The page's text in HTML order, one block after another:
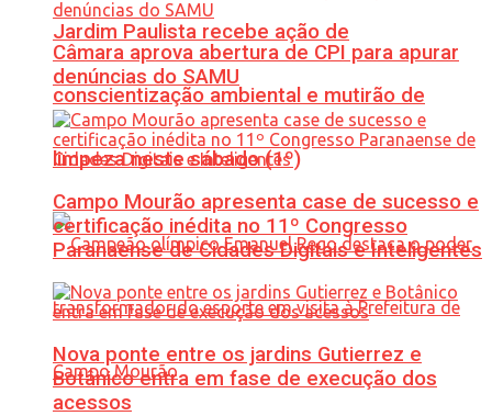
Jardim Paulista recebe ação de
conscientização ambiental e mutirão de
limpeza neste sábado (1º)
Câmara aprova abertura de CPI para apurar
denúncias do SAMU
Campo Mourão apresenta case de sucesso e
certificação inédita no 11º Congresso
Paranaense de Cidades Digitais e Inteligentes
Nova ponte entre os jardins Gutierrez e
Botânico entra em fase de execução dos
acessos